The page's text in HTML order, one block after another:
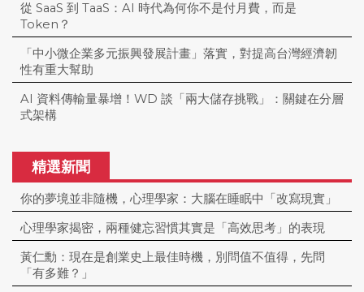
從 SaaS 到 TaaS：AI 時代為何你不是付月費，而是
Token？
「中小微企業多元振興發展計畫」落實，對提高台灣經濟韌
性有重大幫助
AI 資料傳輸量暴增！WD 談「兩大儲存挑戰」：關鍵在分層
式架構
精選新聞
你的夢境並非隨機，心理學家：大腦在睡眠中「改寫現實」
心理學家揭密，兩種健忘習慣其實是「高效思考」的表現
黃仁勳：現在是創業史上最佳時機，別問值不值得，先問
「有多難？」